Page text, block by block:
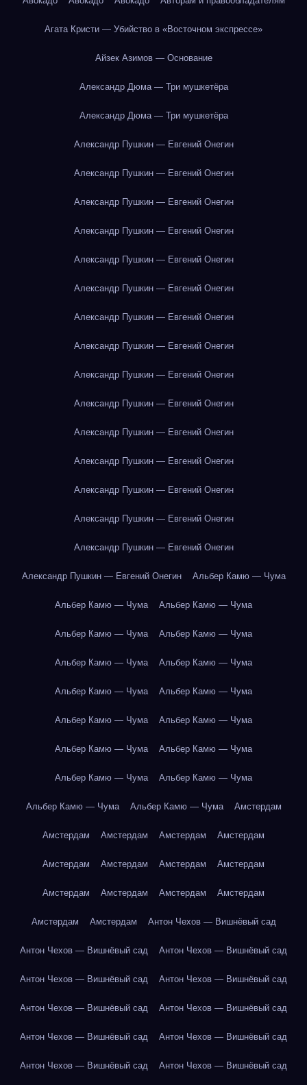
Агата Кристи — Убийство в «Восточном экспрессе»
Айзек Азимов — Основание
Александр Дюма — Три мушкетёра
Александр Дюма — Три мушкетёра
Александр Пушкин — Евгений Онегин
Александр Пушкин — Евгений Онегин
Александр Пушкин — Евгений Онегин
Александр Пушкин — Евгений Онегин
Александр Пушкин — Евгений Онегин
Александр Пушкин — Евгений Онегин
Александр Пушкин — Евгений Онегин
Александр Пушкин — Евгений Онегин
Александр Пушкин — Евгений Онегин
Александр Пушкин — Евгений Онегин
Александр Пушкин — Евгений Онегин
Александр Пушкин — Евгений Онегин
Александр Пушкин — Евгений Онегин
Александр Пушкин — Евгений Онегин
Александр Пушкин — Евгений Онегин
Александр Пушкин — Евгений Онегин Альбер Камю — Чума
Альбер Камю — Чума Альбер Камю — Чума
Альбер Камю — Чума Альбер Камю — Чума
Альбер Камю — Чума Альбер Камю — Чума
Альбер Камю — Чума Альбер Камю — Чума
Альбер Камю — Чума Альбер Камю — Чума
Альбер Камю — Чума Альбер Камю — Чума
Альбер Камю — Чума Альбер Камю — Чума
Альбер Камю — Чума Альбер Камю — Чума Амстердам
Амстердам Амстердам Амстердам Амстердам
Амстердам Амстердам Амстердам Амстердам
Амстердам Амстердам Амстердам Амстердам
Амстердам Амстердам Антон Чехов — Вишнёвый сад
Антон Чехов — Вишнёвый сад Антон Чехов — Вишнёвый сад
Антон Чехов — Вишнёвый сад Антон Чехов — Вишнёвый сад
Антон Чехов — Вишнёвый сад Антон Чехов — Вишнёвый сад
Антон Чехов — Вишнёвый сад Антон Чехов — Вишнёвый сад
Антон Чехов — Вишнёвый сад Антон Чехов — Вишнёвый сад